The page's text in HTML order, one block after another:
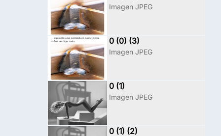
Imagen JPEG
0 (0) (3)
Imagen JPEG
0 (1)
Imagen JPEG
0 (1) (2)